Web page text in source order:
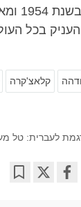
בכל
קלאצ'קרה
לעברית: טל